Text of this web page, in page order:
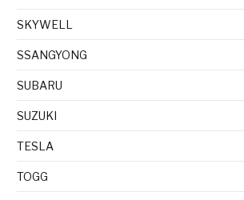
SKYWELL
SSANGYONG
SUBARU
SUZUKI
TESLA
TOGG